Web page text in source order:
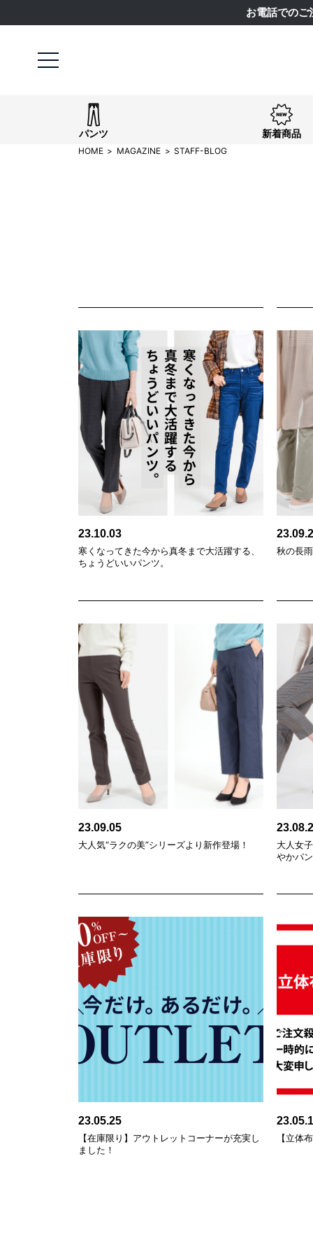
お電話でのご
パンツ 新着商品
HOME MAGAZINE STAFF-BLOG
23.10.03
寒くなってきた今から真冬まで大活躍する、
ちょうどいいパンツ。
秋の長
23.09.05
大人気“ラクの美”シリーズより新作登場！
大人女
やかパ
23.05.25
【在庫限り】アウトレットコーナーが充実し
ました！
【立体